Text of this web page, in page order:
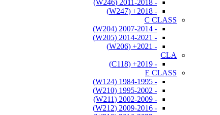
- 2011-2018 (W246)
- 2018+ (W247)
C CLASS
- 2007-2014 (W204)
- 2014-2021 (W205)
- 2021+ (W206)
CLA
- 2019+ (C118)
E CLASS
- 1984-1995 (W124)
- 1995-2002 (W210)
- 2002-2009 (W211)
- 2009-2016 (W212)